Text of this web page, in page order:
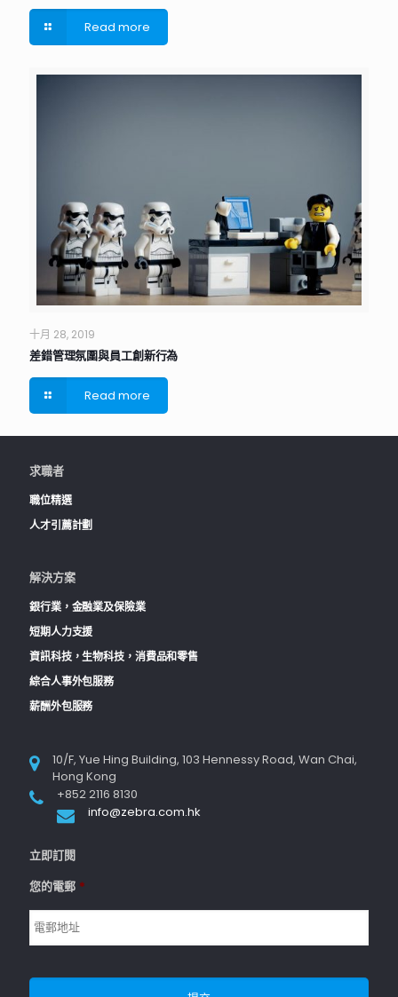
Read more
十月 28, 2019
差錯管理氛圍與員工創新行為
Read more
求職者
職位精選
人才引薦計劃
解決方案
銀行業，金融業及保險業
短期人力支援
資訊科技，生物科技，消費品和零售
綜合人事外包服務
薪酬外包服務
10/F, Yue Hing Building, 103 Hennessy Road, Wan Chai,
Hong Kong
+852 2116 8130
info@zebra.com.hk
立即訂閱
您的電郵 *